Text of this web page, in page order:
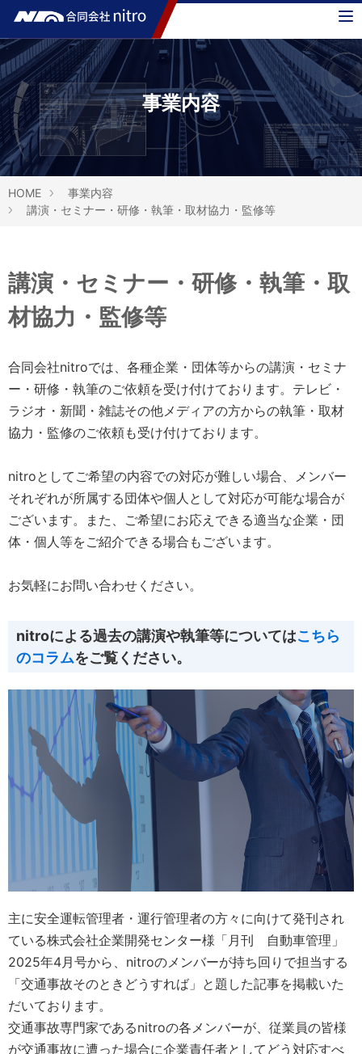
事業内容
HOME
事業内容
講演・セミナー・研修・執筆・取材協力・監修等
講演・セミナー・研修・執筆・取
材協力・監修等
合同会社nitroでは、各種企業・団体等からの講演・セミナ
ー・研修・執筆のご依頼を受け付けております。テレビ・
ラジオ・新聞・雑誌その他メディアの方からの執筆・取材
協力・監修のご依頼も受け付けております。
nitroとしてご希望の内容での対応が難しい場合、メンバー
それぞれが所属する団体や個人として対応が可能な場合が
ございます。また、ご希望にお応えできる適当な企業・団
体・個人等をご紹介できる場合もございます。
お気軽にお問い合わせください。
nitroによる過去の講演や執筆等についてはこちら
のコラムをご覧ください。
主に安全運転管理者・運行管理者の方々に向けて発刊され
ている株式会社企業開発センター様「月刊 自動車管理」
2025年4月号から、nitroのメンバーが持ち回りで担当する
「交通事故そのときどうすれば」と題した記事を掲載いた
だいております。
交通事故専門家であるnitroの各メンバーが、従業員の皆様
が交通事故に遭った場合に企業責任者としてどう対応すべ